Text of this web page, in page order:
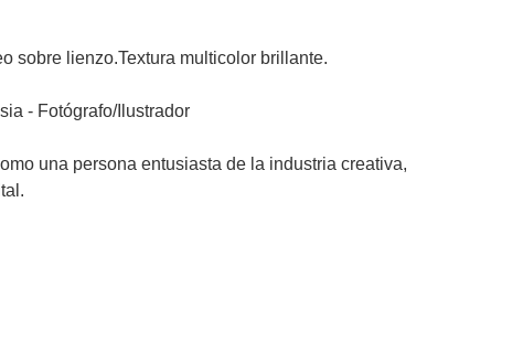
sobre lienzo.Textura multicolor brillante.
- Fotógrafo/Ilustrador
una persona entusiasta de la industria creativa,